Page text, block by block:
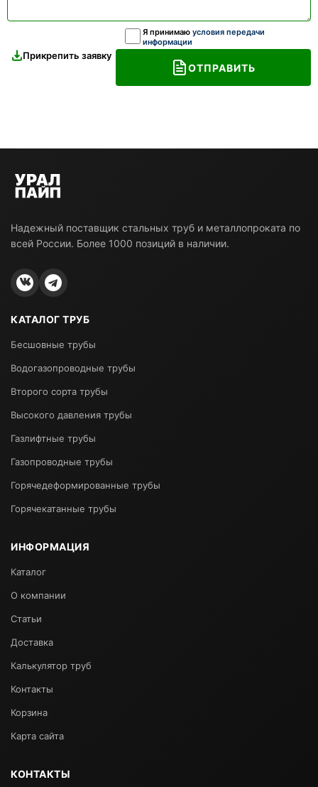
Прикрепить заявку
Я принимаю условия передачи
информации
ОТПРАВИТЬ
Надежный поставщик стальных труб и металлопроката по
всей России. Более 1000 позиций в наличии.
КАТАЛОГ ТРУБ
Бесшовные трубы
Водогазопроводные трубы
Второго сорта трубы
Высокого давления трубы
Газлифтные трубы
Газопроводные трубы
Горячедеформированные трубы
Горячекатанные трубы
ИНФОРМАЦИЯ
Каталог
О компании
Статьи
Доставка
Калькулятор труб
Контакты
Корзина
Карта сайта
КОНТАКТЫ